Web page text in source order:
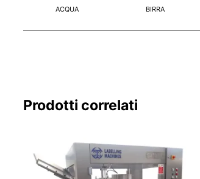
ACQUA BIRRA
Prodotti correlati